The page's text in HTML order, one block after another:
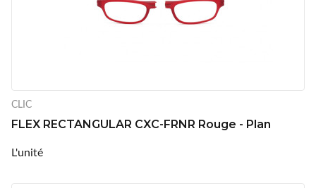
CLIC
FLEX RECTANGULAR CXC-FRNR Rouge - Plan
L'unité